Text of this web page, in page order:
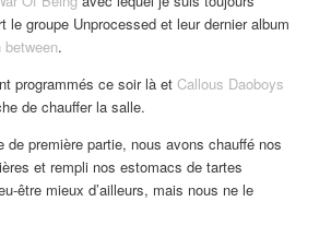
le groupe Unprocessed et leur dernier album
between.
programmés ce soir là etCallous Daoboys
de chauffer la salle.
de première partie, nous avons chauffé nos
et rempli nos estomacs de tartes
être mieux d’ailleurs, mais nous ne le